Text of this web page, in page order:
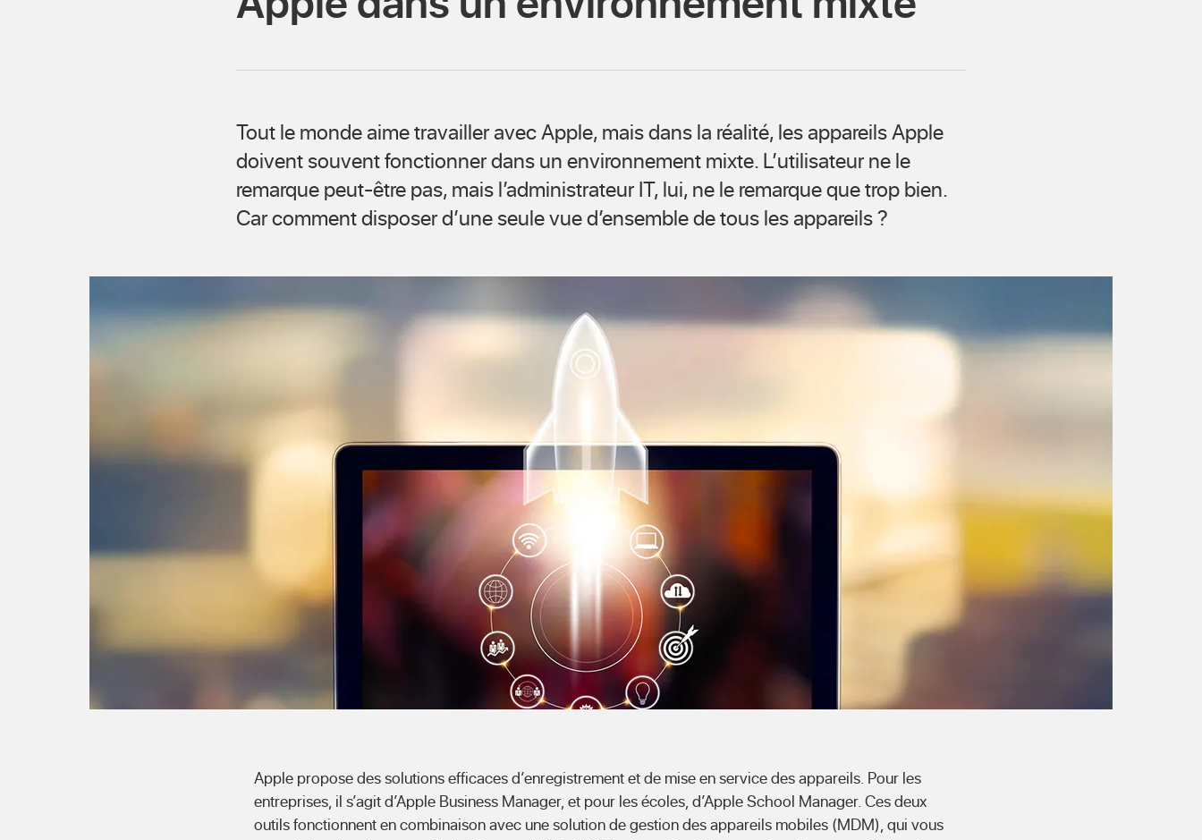
Tout le monde aime travailler avec Apple, mais dans la réalité, les appareils Apple
doivent souvent fonctionner dans un environnement mixte. L’utilisateur ne le
remarque peut-être pas, mais l’administrateur IT, lui, ne le remarque que trop bien.
Car comment disposer d’une seule vue d’ensemble de tous les appareils ?
Apple propose des solutions efficaces d’enregistrement et de mise en service des appareils. Pour les
entreprises, il s’agit d’Apple Business Manager, et pour les écoles, d’Apple School Manager. Ces deux
outils fonctionnent en combinaison avec une solution de gestion des appareils mobiles (MDM), qui vous